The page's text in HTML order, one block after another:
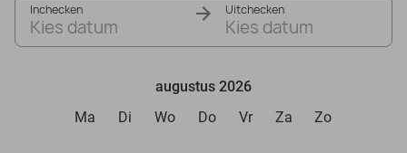
Inchecken
Kies datum
Uitchecken
Kies datum
augustus 2026
Ma
Di Wo Do Vr Za Zo